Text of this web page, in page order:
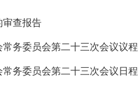
审查报告
务委员会第二十三次会议议程
务委员会第二十三次会议日程